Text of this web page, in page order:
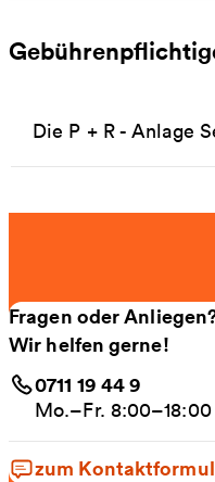
Die P + R - Anlage
Fragen oder
Wir helfen gerne!
0711 19 44 9
Mo.–Fr.
zum